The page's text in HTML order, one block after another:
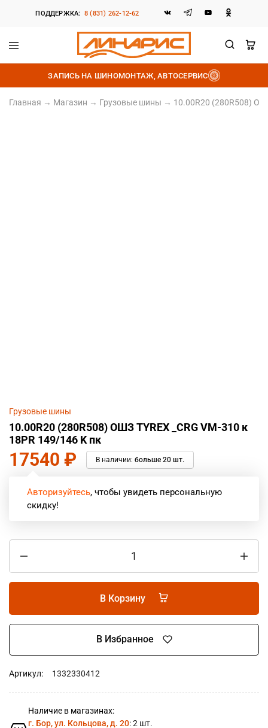
ПОДДЕРЖКА: 8 (831) 262-12-62
Линарис
Продажа
шин,
дисков
и
аккумуляторов
ЗАПИСЬ НА ШИНОМОНТАЖ, АВТОСЕРВИС
Главная → Магазин → Грузовые шины → 10.00R20 (280R508)
Грузовые шины
10.00R20 (280R508) ОШЗ TYREX _CRG VM-310 к
18PR 149/146 K пк
17540 ₽ В наличии: больше 20 шт.
Авторизуйтесь, чтобы увидеть персональную
скидку!
В Корзину
В Избранное
Артикул: 1332330412
Наличие в магазинах:
г. Бор, ул. Кольцова, д. 20: 2 шт.